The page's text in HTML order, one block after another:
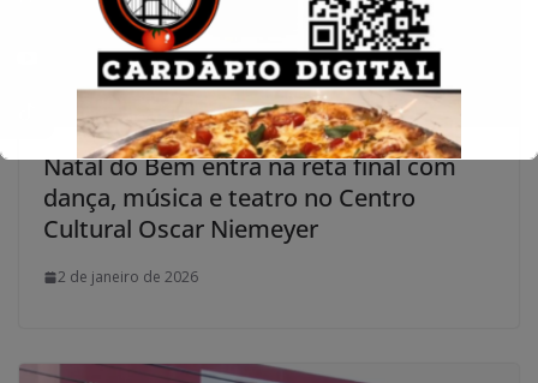
Natal do Bem entra na reta final com
dança, música e teatro no Centro
Cultural Oscar Niemeyer
2 de janeiro de 2026